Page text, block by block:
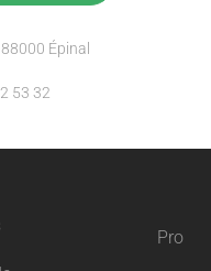
Épinal
53 32
Pro